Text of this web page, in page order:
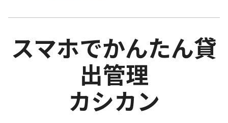
スマホでかんたん貸
出管理
カシカン